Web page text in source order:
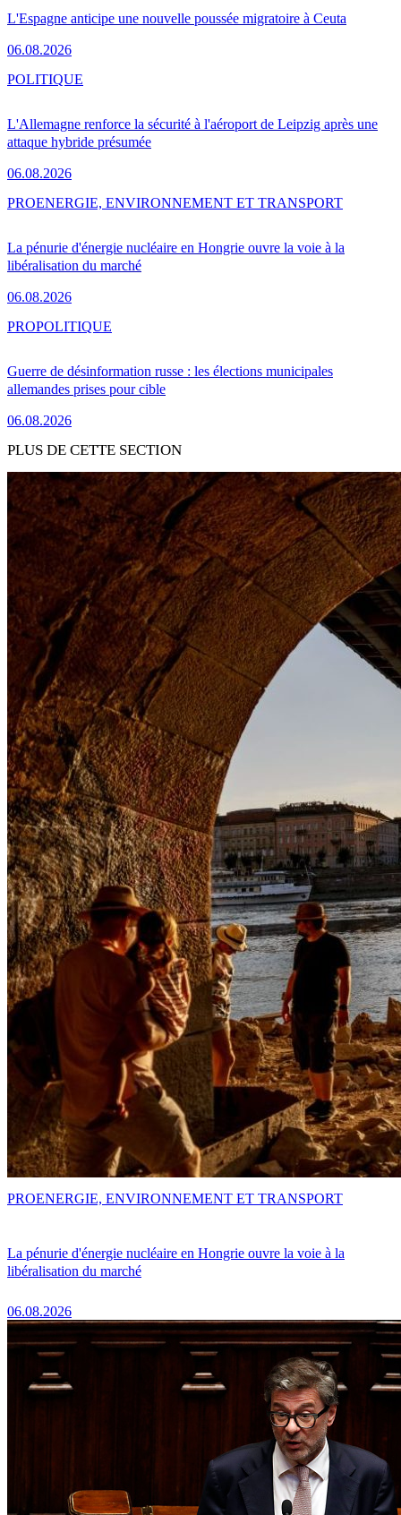
L'Espagne anticipe une nouvelle poussée migratoire à Ceuta
06.08.2026
L'Allemagne renforce la sécurité à l'aéroport de Leipzig après une
attaque hybride présumée
06.08.2026
POLITIQUE
La pénurie d'énergie nucléaire en Hongrie ouvre la voie à la
libéralisation du marché
06.08.2026
PROENERGIE, ENVIRONNEMENT ET TRANSPORT
Guerre de désinformation russe : les élections municipales
allemandes prises pour cible
06.08.2026
PROPOLITIQUE
PLUS DE CETTE SECTION
La pénurie d'énergie nucléaire en Hongrie ouvre la voie à la
libéralisation du marché
06.08.2026
PROENERGIE, ENVIRONNEMENT ET TRANSPORT